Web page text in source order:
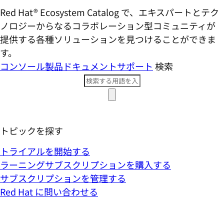
Red Hat® Ecosystem Catalog で、エキスパートとテク
ノロジーからなるコラボレーション型コミ​ュニティが
提供する各種ソリューションを見つけることができま
す。
コンソール製品ドキュメントサポート 検索
トピックを探す
トライアルを開始する
ラーニングサブスクリプションを購入する
サブスクリプションを管理する
Red Hat に問い合わせる